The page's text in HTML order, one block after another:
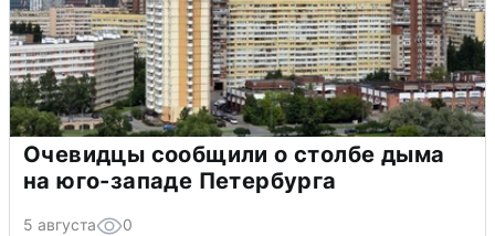
Очевидцы сообщили о столбе дыма
на юго-западе Петербурга
5 августа 0